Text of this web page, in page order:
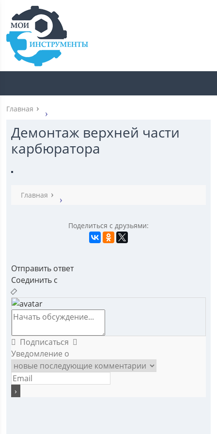
Главная
Демонтаж верхней части
карбюратора
Главная
Поделиться с друзьями:
Отправить ответ
Соединить с
Подписаться
Уведомление о